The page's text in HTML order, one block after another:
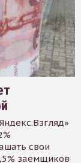
свои
заемщиков